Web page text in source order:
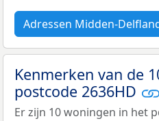
Adressen Midden-
Kenmerken van de
postcode 2636HD
Er zijn 10 woningen in het